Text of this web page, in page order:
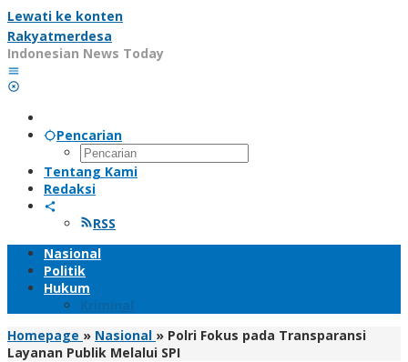
Lewati ke konten
Rakyatmerdesa
Indonesian News Today
Pencarian
Tentang Kami
Redaksi
RSS
Nasional
Politik
Hukum
Kriminal
Homepage » Nasional » Polri Fokus pada Transparansi
Layanan Publik Melalui SPI